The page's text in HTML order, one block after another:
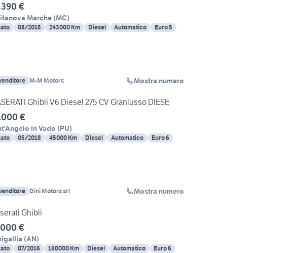
€
Marche (MC)
08/2015 243000 Km Diesel Automatico Euro 5
M-M Motors Mostra numero
Ghibli V6 Diesel 275 CV Granlusso DIESE
€
in Vado (PU)
05/2018 45000 Km Diesel Automatico Euro 6
Dini Motors srl Mostra numero
Ghibli
€
(AN)
07/2016 160000 Km Diesel Automatico Euro 6